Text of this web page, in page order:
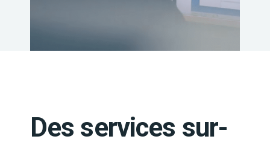
Des services sur-